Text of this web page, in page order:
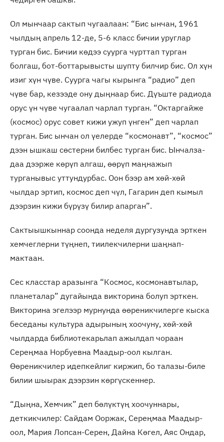
Ол мынчаар сактып чугаалаан: “Бис ынчан, 1961
чылдың апрель 12-де, 5-6 класс бичии уруглар
турган бис. Бичии көдээ суурга чурттап турган
болгаш, бот-боттарывысты шупту билчир бис. Ол хүн
изиг хүн чүве. Суурга чагы кырынга “радио” деп
чүве бар, кезээде ону дыңнаар бис. Дүъште радиода
орус үн чүве чугаалап чарлап турган. “Октаргайже
(космос) орус совет кижи ужуп үнген” деп чарлап
турган. Бис ынчан ол үелерде “космонавт”, “космос”
дээн ышкаш сөстерни билбес турган бис. Ынчалза-
даа дээрже көрүп алгаш, өөрүп маңнажып
турганывыс уттундурбас. Оон бээр ам хөй-хөй
чылдар эртип, космос деп чүл, Гагарин деп кымыл
дээрзин кижи бүрүзү билир апарган”.
Сактыышкыннар соонда неделя дургузунда эрткен
хемчеглерни түңнеп, тиилекчилерни шаңнап-
мактаан.
Сес класстар аразынга “Космос, космонавтылар,
планеталар” дугайында викторина болуп эрткен.
Викторина эгелээр мурнунда өөреникчилерге кыска
беседаны культура адырының хоочуну, хөй-хөй
чылдарда библиотекарьлап ажылдап чораан
Сереңмаа Норбуевна Маадыр-оол кылган.
Өөреникчилер идепкейлиг киржип, бо талазы-биле
билии шыырак дээрзин көргүскеннер.
“Дыңна, Хемчик” деп бөлүктүң хоочуннары,
деткикчилер: Сайдам Ооржак, Сереңмаа Маадыр-
оол, Мария Лопсан-Серен, Дайна Көгел, Аяс Ондар,